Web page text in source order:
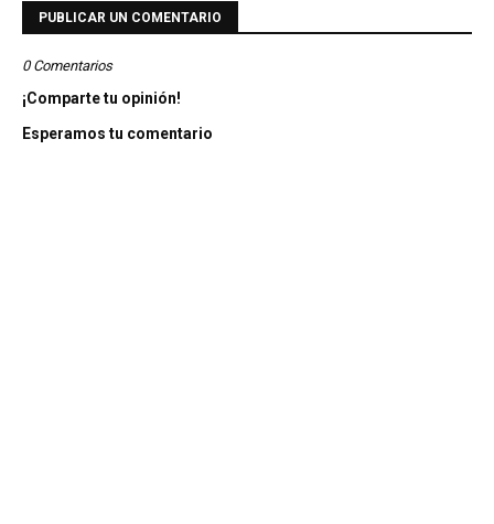
PUBLICAR UN COMENTARIO
0 Comentarios
¡Comparte tu opinión!
Esperamos tu comentario